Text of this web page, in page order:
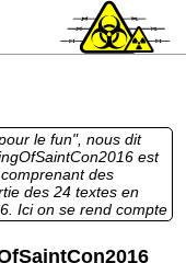
le fun", nous dit
est
des
des 24 textes en
Ici on se rend compte
un titre et quelques